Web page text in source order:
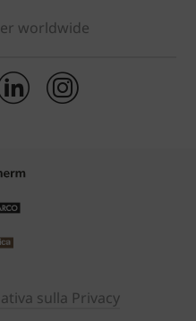
worldwide
sulla Privacy